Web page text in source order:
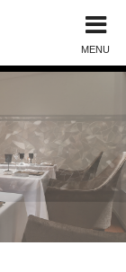
MENU